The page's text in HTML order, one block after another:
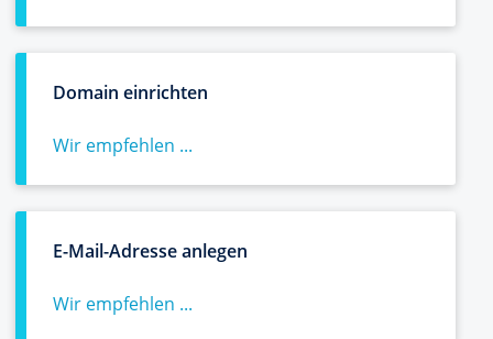
Domain einrichten
Wir empfehlen ...
E-Mail-Adresse anlegen
Wir empfehlen ...